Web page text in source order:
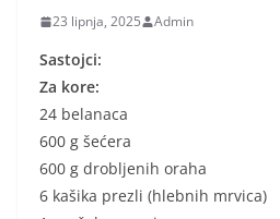
23 lipnja, 2025 Admin
Sastojci:
Za kore:
24 belanaca
600 g šećera
600 g drobljenih oraha
6 kašika prezli (hlebnih mrvica)